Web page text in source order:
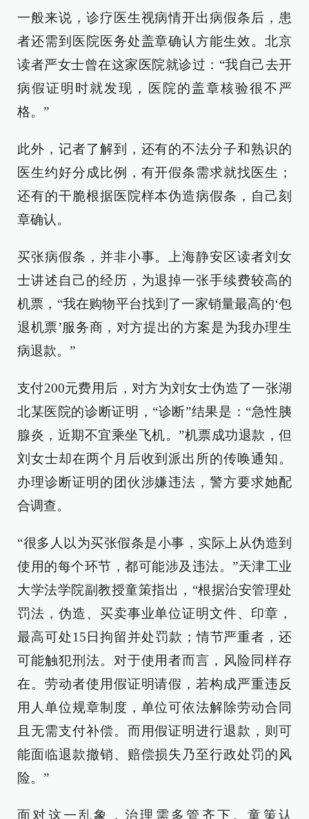
一般来说，诊疗医生视病情开出病假条后，患
者还需到医院医务处盖章确认方能生效。北京
读者严女士曾在这家医院就诊过：“我自己去开
病假证明时就发现，医院的盖章核验很不严
格。”
此外，记者了解到，还有的不法分子和熟识的
医生约好分成比例，有开假条需求就找医生；
还有的干脆根据医院样本伪造病假条，自己刻
章确认。
买张病假条，并非小事。上海静安区读者刘女
士讲述自己的经历，为退掉一张手续费较高的
机票，“我在购物平台找到了一家销量最高的‘包
退机票’服务商，对方提出的方案是为我办理生
病退款。”
支付200元费用后，对方为刘女士伪造了一张湖
北某医院的诊断证明，“诊断”结果是：“急性胰
腺炎，近期不宜乘坐飞机。”机票成功退款，但
刘女士却在两个月后收到派出所的传唤通知。
办理诊断证明的团伙涉嫌违法，警方要求她配
合调查。
“很多人以为买张假条是小事，实际上从伪造到
使用的每个环节，都可能涉及违法。”天津工业
大学法学院副教授童策指出，“根据治安管理处
罚法，伪造、买卖事业单位证明文件、印章，
最高可处15日拘留并处罚款；情节严重者，还
可能触犯刑法。对于使用者而言，风险同样存
在。劳动者使用假证明请假，若构成严重违反
用人单位规章制度，单位可依法解除劳动合同
且无需支付补偿。而用假证明进行退款，则可
能面临退款撤销、赔偿损失乃至行政处罚的风
险。”
面对这一乱象，治理需多管齐下。童策认